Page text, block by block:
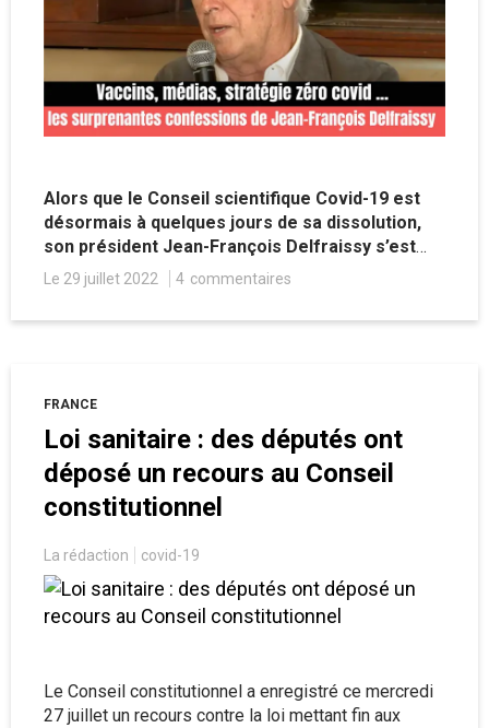
Alors que le Conseil scientifique Covid-19 est
désormais à quelques jours de sa dissolution,
son président Jean-François Delfraissy s’est
livré, le mois dernier, à quelques aveux
intéressants concernant la gestion globale de la
crise sanitaire et notamment la question de la
Le 29 juillet 2022 4 commentaires
FRANCE
Loi sanitaire : des députés ont
déposé un recours au Conseil
constitutionnel
La rédaction covid-19
Le Conseil constitutionnel a enregistré ce mercredi
27 juillet un recours contre la loi mettant fin aux